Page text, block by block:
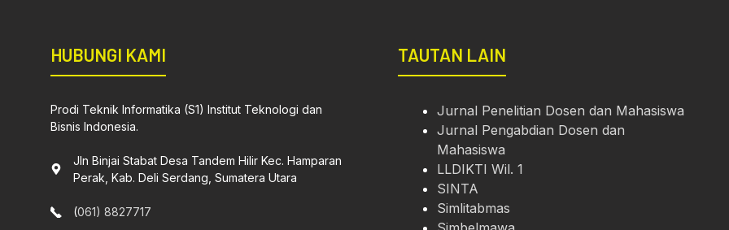
HUBUNGI KAMI
Prodi Teknik Informatika (S1) Institut Teknologi dan
Bisnis Indonesia.
Jln Binjai Stabat Desa Tandem Hilir Kec. Hamparan
Perak, Kab. Deli Serdang, Sumatera Utara
(061) 8827717
TAUTAN LAIN
Jurnal Penelitian Dosen dan Mahasiswa
Jurnal Pengabdian Dosen dan
Mahasiswa
LLDIKTI Wil. 1
SINTA
Simlitabmas